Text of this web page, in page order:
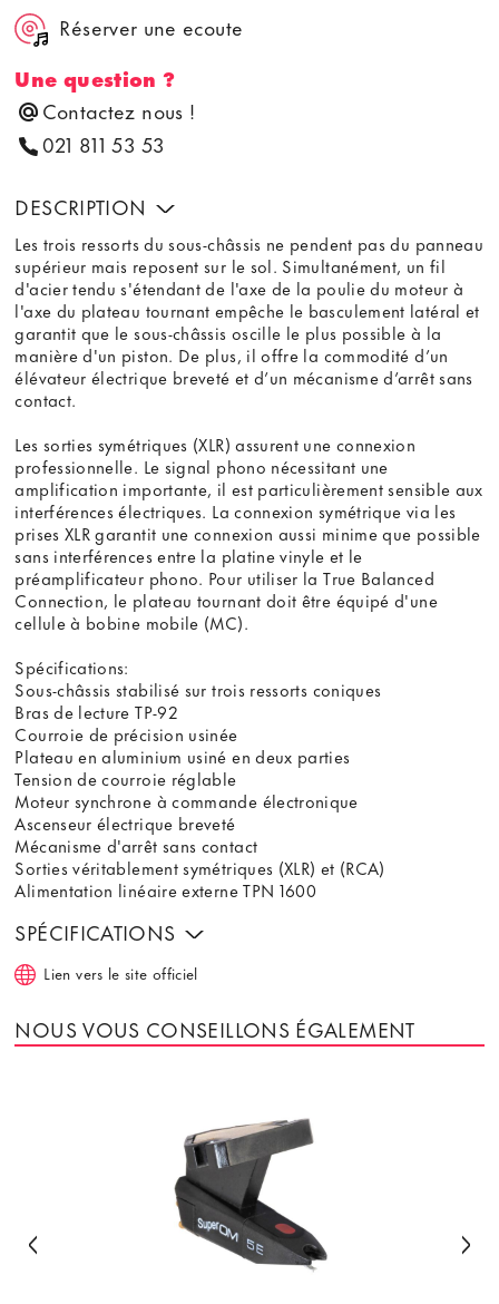
Réserver une ecoute
Une question ?
Contactez nous !
021 811 53 53
DESCRIPTION
Les trois ressorts du sous-châssis ne pendent pas du panneau
supérieur mais reposent sur le sol. Simultanément, un fil
d'acier tendu s'étendant de l'axe de la poulie du moteur à
l'axe du plateau tournant empêche le basculement latéral et
garantit que le sous-châssis oscille le plus possible à la
manière d'un piston. De plus, il offre la commodité d’un
élévateur électrique breveté et d’un mécanisme d’arrêt sans
contact.
Les sorties symétriques (XLR) assurent une connexion
professionnelle. Le signal phono nécessitant une
amplification importante, il est particulièrement sensible aux
interférences électriques. La connexion symétrique via les
prises XLR garantit une connexion aussi minime que possible
sans interférences entre la platine vinyle et le
préamplificateur phono. Pour utiliser la True Balanced
Connection, le plateau tournant doit être équipé d'une
cellule à bobine mobile (MC).
Spécifications:
Sous-châssis stabilisé sur trois ressorts coniques
Bras de lecture TP-92
Courroie de précision usinée
Plateau en aluminium usiné en deux parties
Tension de courroie réglable
Moteur synchrone à commande électronique
Ascenseur électrique breveté
Mécanisme d'arrêt sans contact
Sorties véritablement symétriques (XLR) et (RCA)
Alimentation linéaire externe TPN 1600
SPÉCIFICATIONS
Lien vers le site officiel
NOUS VOUS CONSEILLONS ÉGALEMENT